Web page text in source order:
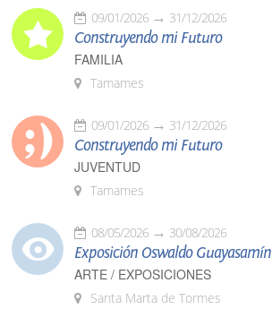
09/01/2026 31/12/2026
Construyendo mi Futuro
FAMILIA
Tamames
09/01/2026 31/12/2026
Construyendo mi Futuro
JUVENTUD
Tamames
08/05/2026 30/08/2026
Exposición Oswaldo Guayasamín
ARTE / EXPOSICIONES
Santa Marta de Tormes